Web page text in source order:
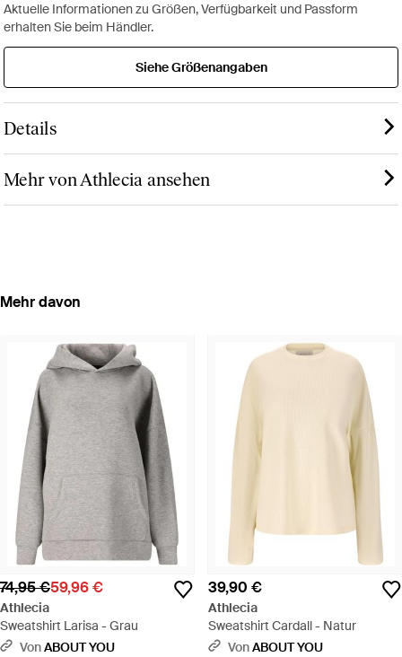
Aktuelle Informationen zu Größen, Verfügbarkeit und Passform
erhalten Sie beim Händler.
Siehe Größenangaben
Details
Mehr von Athlecia ansehen
Mehr davon
74,95 €59,96 €
Athlecia
Sweatshirt Larisa - Grau
VonABOUT YOU
39,90 €
Athlecia
Sweatshirt Cardall - Natur
VonABOUT YOU